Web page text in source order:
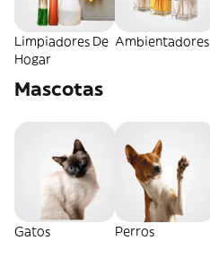
Limpiadores De
Hogar
Ambientadores
Mascotas
Gatos Perros